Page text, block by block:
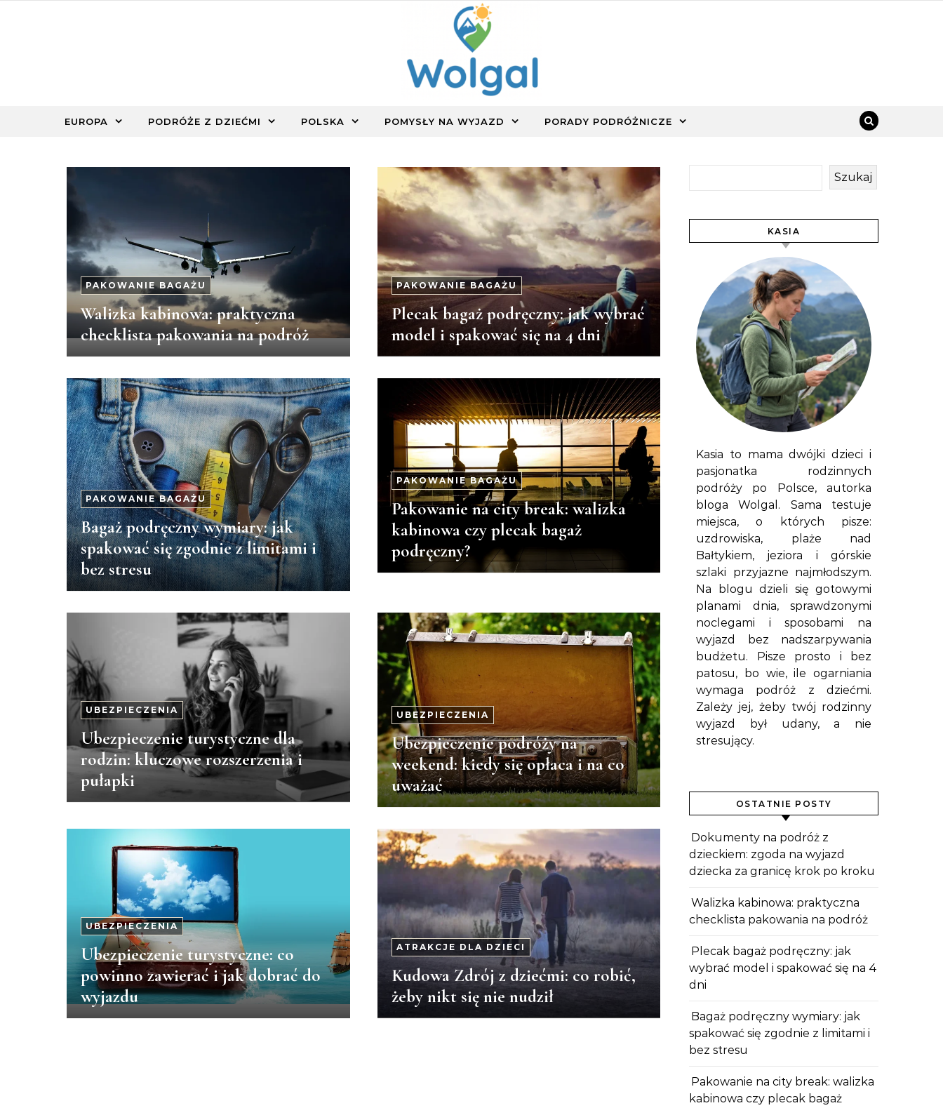
EUROPA PODRÓŻE Z DZIEĆMI POLSKA POMYSŁY NA WYJAZD PORADY PODRÓŻNICZE
PAKOWANIE BAGAŻU
Walizka kabinowa: praktyczna
checklista pakowania na podróż
PAKOWANIE BAGAŻU
Plecak bagaż podręczny: jak wybrać
model i spakować się na 4 dni
PAKOWANIE BAGAŻU
Bagaż podręczny wymiary: jak
spakować się zgodnie z limitami i
bez stresu
PAKOWANIE BAGAŻU
Pakowanie na city break: walizka
kabinowa czy plecak bagaż
podręczny?
UBEZPIECZENIA
Ubezpieczenie turystyczne dla
rodzin: kluczowe rozszerzenia i
pułapki
UBEZPIECZENIA
Ubezpieczenie podróży na
weekend: kiedy się opłaca i na co
uważać
UBEZPIECZENIA
Ubezpieczenie turystyczne: co
powinno zawierać i jak dobrać do
wyjazdu
ATRAKCJE DLA DZIECI
Kudowa Zdrój z dziećmi: co robić,
żeby nikt się nie nudził
Szukaj
KASIA
Kasia to mama dwójki dzieci i
pasjonatka rodzinnych
podróży po Polsce, autorka
bloga Wolgal. Sama testuje
miejsca, o których pisze:
uzdrowiska, plaże nad
Bałtykiem, jeziora i górskie
szlaki przyjazne najmłodszym.
Na blogu dzieli się gotowymi
planami dnia, sprawdzonymi
noclegami i sposobami na
wyjazd bez nadszarpywania
budżetu. Pisze prosto i bez
patosu, bo wie, ile ogarniania
wymaga podróż z dziećmi.
Zależy jej, żeby twój rodzinny
wyjazd był udany, a nie
stresujący.
OSTATNIE POSTY
Dokumenty na podróż z
dzieckiem: zgoda na wyjazd
dziecka za granicę krok po kroku
Walizka kabinowa: praktyczna
checklista pakowania na podróż
Plecak bagaż podręczny: jak
wybrać model i spakować się na 4
dni
Bagaż podręczny wymiary: jak
spakować się zgodnie z limitami i
bez stresu
Pakowanie na city break: walizka
kabinowa czy plecak bagaż